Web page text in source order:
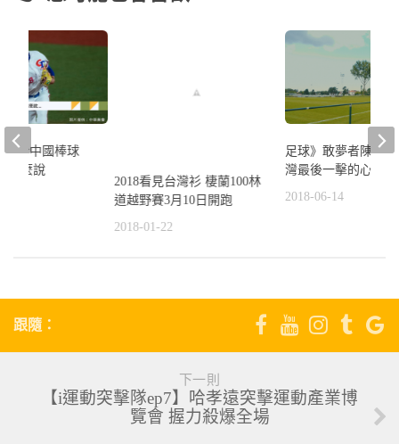
2018看見台灣衫 棲蘭100林
道越野賽3月10日開跑
2018-01-22
足球》敢夢者陳昌
灣最後一擊的心裡話
2018-06-14
對於中國棒球
這麼說
跟隨：
下一則
【i運動突擊隊ep7】哈孝遠突擊運動產業博
覽會 握力殺爆全場